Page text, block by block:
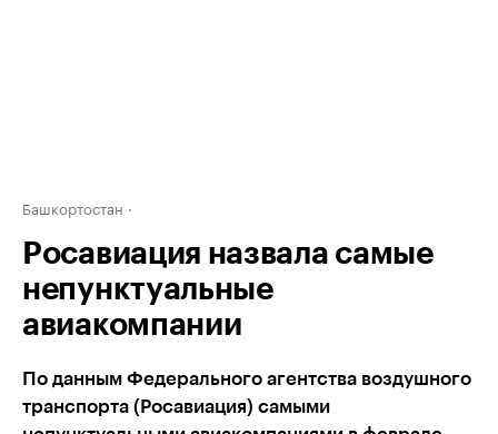
Башкортостан
Росавиация назвала самые
непунктуальные
авиакомпании
По данным Федерального агентства воздушного
транспорта (Росавиация) самыми